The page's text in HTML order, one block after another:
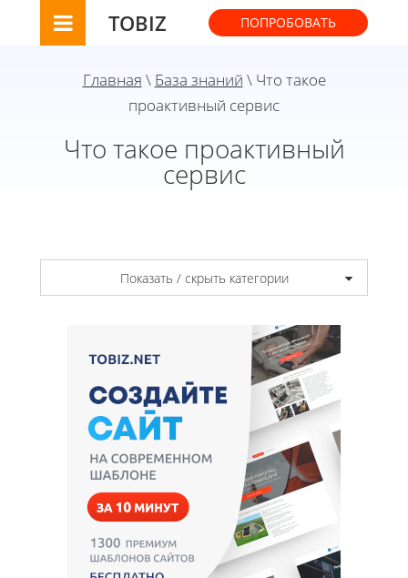
TOBIZ ПОПРОБОВАТЬ
Главная \ База знаний \ Что такое
проактивный сервис
Что такое проактивный
сервис
Показать / скрыть категории